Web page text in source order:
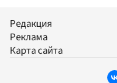
Редакция
Реклама
Карта сайта